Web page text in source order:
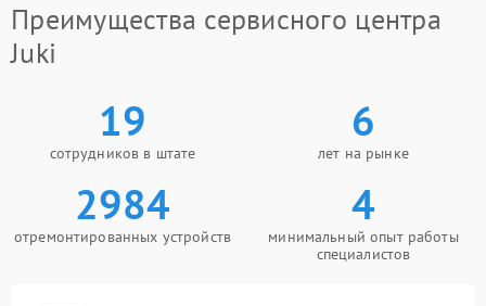
Преимущества сервисного центра
Juki
19
сотрудников в штате
6
лет на рынке
2984
отремонтированных устройств
4
минимальный опыт работы
специалистов